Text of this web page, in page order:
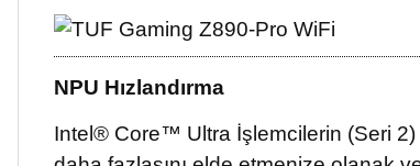
NPU Hızlandırma
Intel® Core™ Ultra İşlemcilerin (Seri 2)